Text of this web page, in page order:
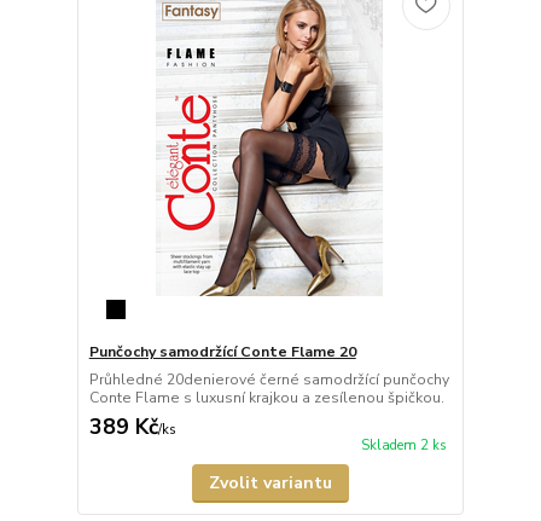
Punčochy samodržící Conte Flame 20
Průhledné 20denierové černé samodržící punčochy
Conte Flame s luxusní krajkou a zesílenou špičkou.
389 Kč/ks
Skladem 2 ks
Zvolit variantu